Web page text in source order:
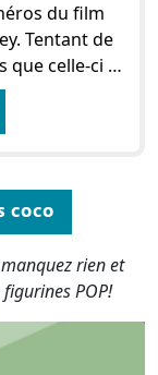
du film
Tentant de
que celle-ci a
tragédi
COCO
rien et
POP!